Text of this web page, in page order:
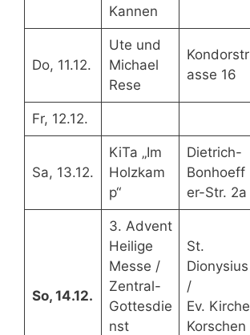
Kannen
Do, 11.12.
Ute und
Michael
Rese
Kondorstr
asse 16
Fr, 12.12.
Sa, 13.12.
KiTa „Im
Holzkam
p“
Dietrich-
Bonhoeff
er-Str. 2a
So, 14.12.
3. Advent
Heilige
Messe /
Zentral-
Gottesdie
nst
St.
Dionysius
/
Ev. Kirche
Korschen